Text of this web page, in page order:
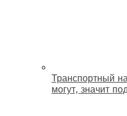
Транспортный
могут, значит